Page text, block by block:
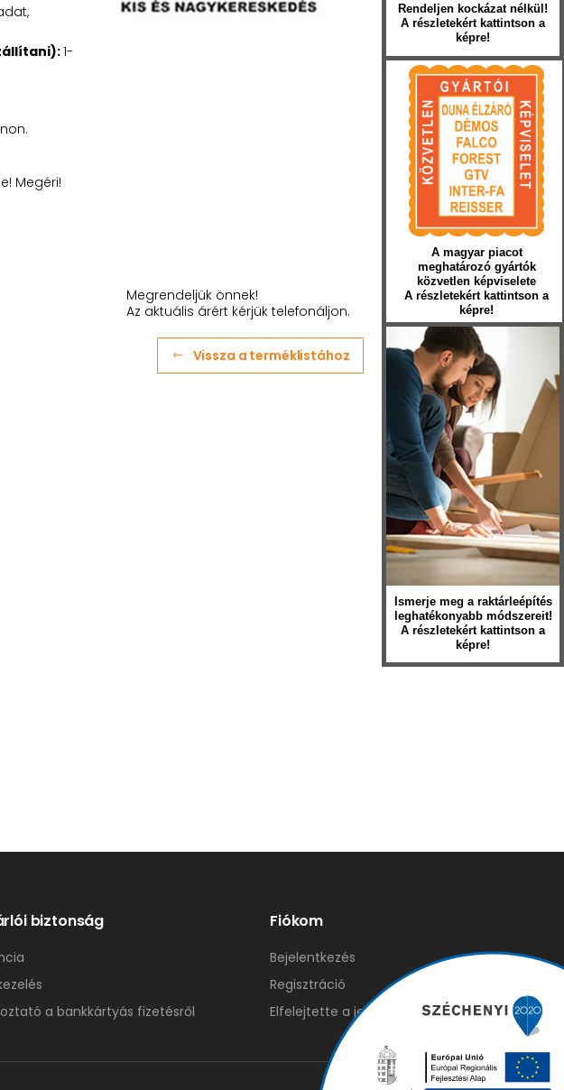
1-
Megéri!
Megrendeljük önnek!
Az aktuális árért kérjük telefonáljon.
Vissza a terméklistához
Rendeljen kockázat nélkül!
A részletekért kattintson a
képre!
A magyar piacot
meghatározó gyártók
közvetlen képviselete
A részletekért kattintson a
képre!
Ismerje meg a raktárleépítés
leghatékonyabb módszereit!
A részletekért kattintson a
képre!
biztonság
a bankkártyás fizetésről
Fiókom
Bejelentkezés
Regisztráció
Elfelejtette a jelszavát?